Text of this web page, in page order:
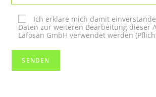
Ich erkläre mich damit
Daten zur weiteren Bearbeitung dieser
Lafosan GmbH verwendet werden